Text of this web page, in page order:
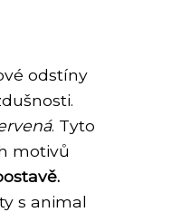
odstíny
. Tyto
motivů
s animal